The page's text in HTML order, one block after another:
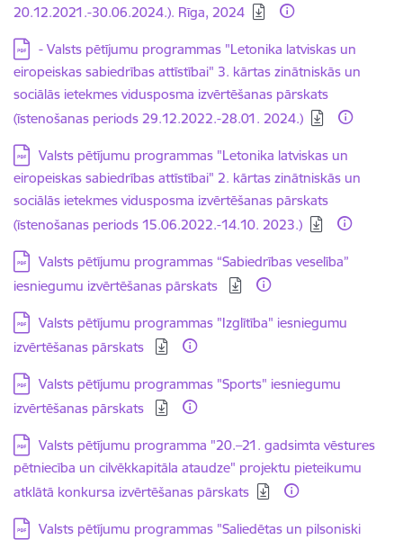
20.12.2021.-30.06.2024.). Rīga, 2024
Lejupielādēt:
- Valsts pētījumu programmas "Letonika latviskas un
eiropeiskas sabiedrības attīstībai" 3. kārtas zinātniskās un
sociālās ietekmes vidusposma izvērtēšanas pārskats
(īstenošanas periods 29.12.2022.-28.01. 2024.)
Lejupielādēt:
Valsts pētījumu programmas "Letonika latviskas un
eiropeiskas sabiedrības attīstībai" 2. kārtas zinātniskās un
sociālās ietekmes vidusposma izvērtēšanas pārskats
(īstenošanas periods 15.06.2022.-14.10. 2023.)
Lejupielādēt:
Valsts pētījumu programmas “Sabiedrības veselība”
iesniegumu izvērtēšanas pārskats
Lejupielādēt:
Valsts pētījumu programmas "Izglītība" iesniegumu
izvērtēšanas pārskats
Lejupielādēt:
Valsts pētījumu programmas "Sports" iesniegumu
izvērtēšanas pārskats
Lejupielādēt:
Valsts pētījumu programma "20.–21. gadsimta vēstures
pētniecība un cilvēkkapitāla ataudze" projektu pieteikumu
atklātā konkursa izvērtēšanas pārskats
Lejupielādēt:
Valsts pētījumu programmas "Saliedētas un pilsoniski